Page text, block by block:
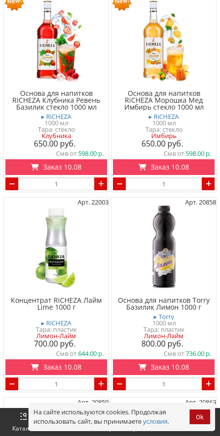
Основа для напитков
RiCHEZA Клубника Ревень
Базилик стекло 1000 мл
▸ RiCHEZA
1000 мл
Тара: стекло
Клубника
650.00
Смв от 598.00
Заказ 10.08
Основа для напитков
RiCHEZA Морошка Мед
Имбирь стекло 1000 мл
▸ RiCHEZA
1000 мл
Тара: стекло
Имбирь
650.00
Смв от 598.00
Заказ 10.08
Арт. 22003
Концентрат RiCHEZA Лайм
Lime 1000 г
▸ RiCHEZA
Тара: пластик
Лимон-Лайм
700.00
Смв от644.00
Заказ 10.08
Арт. 20858
Основа для напитков Torry
Базилик Лимон 1000 г
▸ Torry
1000 мл
Тара: пластик
Лимон-Лайм
800.00
Смв от736.00
Заказ 10.08
Арт. 20859 Арт. 20863
Каталог Корзина
Оформить
На сайте используются cookies. Продолжая
использовать сайт, вы принимаетеусловия. Ok